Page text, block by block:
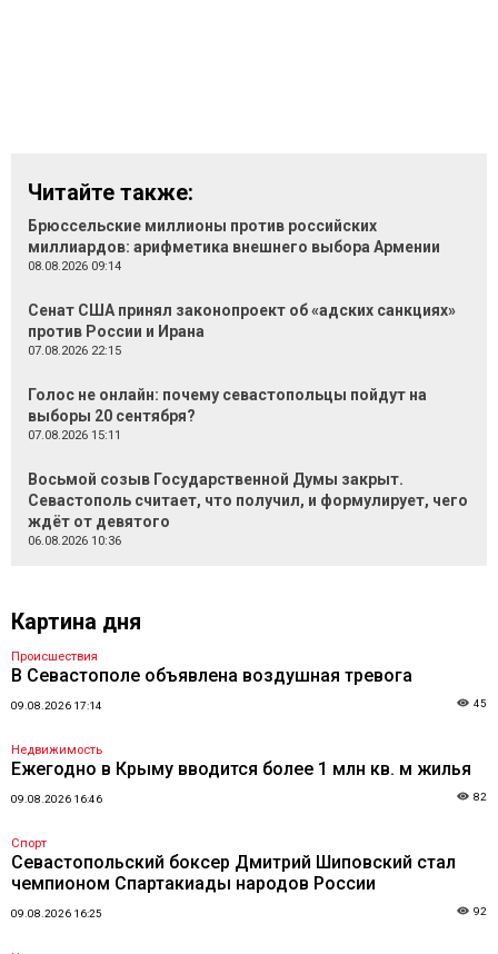
Читайте также:
Брюссельские миллионы против российских
миллиардов: арифметика внешнего выбора Армении
08.08.2026 09:14
Сенат США принял законопроект об «адских санкциях»
против России и Ирана
07.08.2026 22:15
Голос не онлайн: почему севастопольцы пойдут на
выборы 20 сентября?
07.08.2026 15:11
Восьмой созыв Государственной Думы закрыт.
Севастополь считает, что получил, и формулирует, чего
ждёт от девятого
06.08.2026 10:36
Картина дня
Происшествия
В Севастополе объявлена воздушная тревога
09.08.2026 17:14 45
Недвижимость
Ежегодно в Крыму вводится более 1 млн кв. м жилья
09.08.2026 16:46 82
Спорт
Севастопольский боксер Дмитрий Шиповский стал
чемпионом Спартакиады народов России
09.08.2026 16:25 92